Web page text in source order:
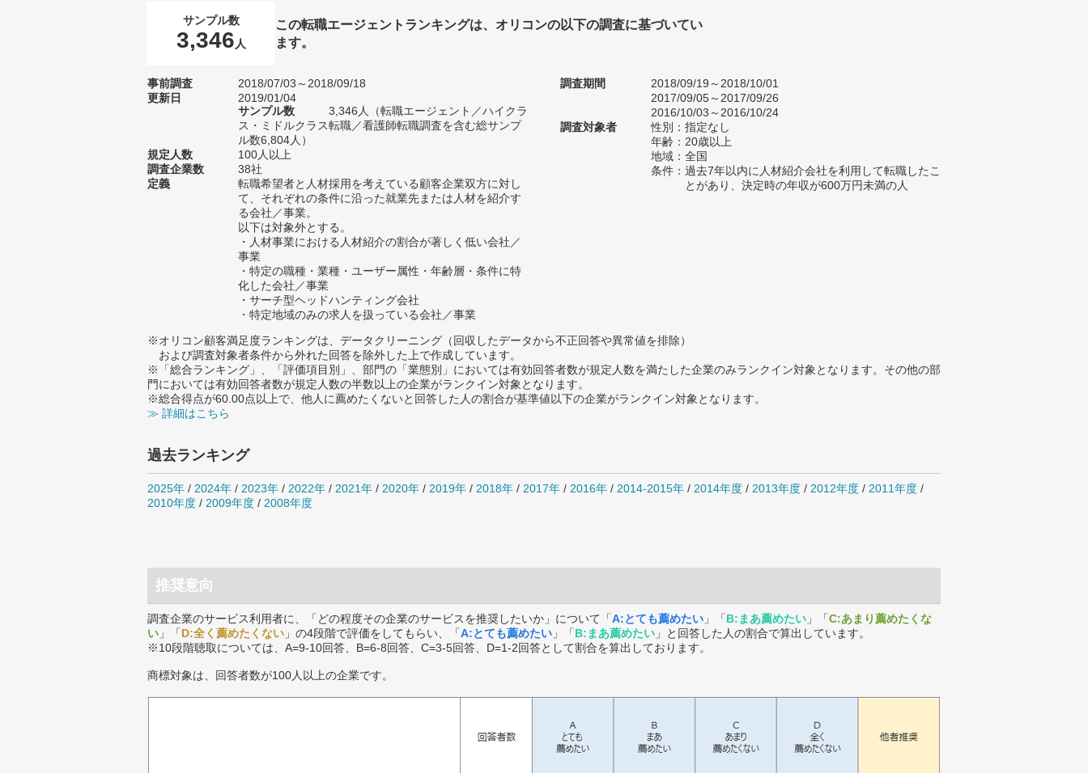
サンプル数
3,346 人
この転職エージェントランキングは、オリコンの以下の調査に基づいてい
ます。
事前調査
2018/07/03～2018/09/18
更新日
2019/01/04
サンプル数
3,346人（転職エージェント／ハイクラ
ス・ミドルクラス転職／看護師転職調査を含む総サンプ
ル数6,804人）
規定人数
100人以上
調査企業数
38社
定義
転職希望者と人材採用を考えている顧客企業双方に対し
て、それぞれの条件に沿った就業先または人材を紹介す
る会社／事業。
以下は対象外とする。
・人材事業における人材紹介の割合が著しく低い会社／
事業
・特定の職種・業種・ユーザー属性・年齢層・条件に特
化した会社／事業
・サーチ型ヘッドハンティング会社
・特定地域のみの求人を扱っている会社／事業
調査期間
2018/09/19～2018/10/01
2017/09/05～2017/09/26
2016/10/03～2016/10/24
調査対象者
性別：指定なし
年齢：20歳以上
地域：全国
条件：過去7年以内に人材紹介会社を利用して転職したこ
とがあり、決定時の年収が600万円未満の人
※オリコン顧客満足度ランキングは、データクリーニング（回収したデータから不正回答や異常値を排除）
および調査対象者条件から外れた回答を除外した上で作成しています。
※「総合ランキング」、「評価項目別」、部門の「業態別」においては有効回答者数が規定人数を満たした企業のみランクイン対象となります。その他の部
門においては有効回答者数が規定人数の半数以上の企業がランクイン対象となります。
※総合得点が60.00点以上で、他人に薦めたくないと回答した人の割合が基準値以下の企業がランクイン対象となります。
≫ 詳細はこちら
過去ランキング
2025年 / 2024年 / 2023年 / 2022年 / 2021年 / 2020年 / 2019年 / 2018年 / 2017年 / 2016年 / 2014-2015年 / 2014年度 / 2013年度 / 2012年度 / 2011年度 /
2010年度 / 2009年度 / 2008年度
推奨意向
調査企業のサービス利用者に、「どの程度その企業のサービスを推奨したいか」について「A:とても薦めたい 」「B:まあ薦めたい 」「C:あまり薦めたくな
い 」「D:全く薦めたくない 」の4段階で評価をしてもらい、「A:とても薦めたい 」「B:まあ薦めたい 」と回答した人の割合で算出しています。
※10段階聴取については、A=9-10回答、B=6-8回答、C=3-5回答、D=1-2回答として割合を算出しております。
商標対象は、回答者数が100人以上の企業です。